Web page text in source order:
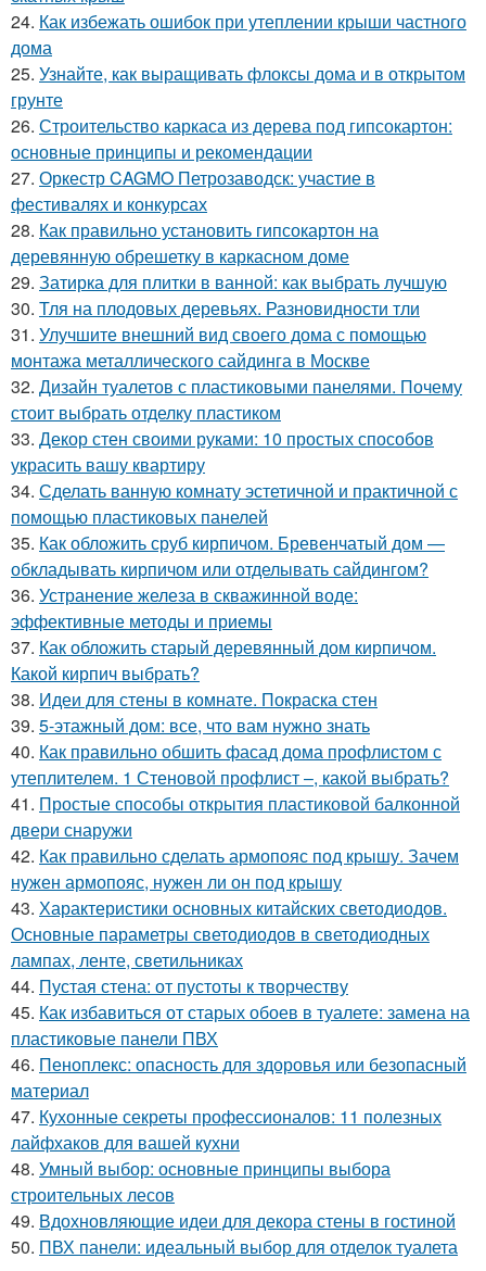
24. Как избежать ошибок при утеплении крыши частного
дома
25. Узнайте, как выращивать флоксы дома и в открытом
грунте
26. Строительство каркаса из дерева под гипсокартон:
основные принципы и рекомендации
27. Оркестр CAGMO Петрозаводск: участие в
фестивалях и конкурсах
28. Как правильно установить гипсокартон на
деревянную обрешетку в каркасном доме
29. Затирка для плитки в ванной: как выбрать лучшую
30. Тля на плодовых деревьях. Разновидности тли
31. Улучшите внешний вид своего дома с помощью
монтажа металлического сайдинга в Москве
32. Дизайн туалетов с пластиковыми панелями. Почему
стоит выбрать отделку пластиком
33. Декор стен своими руками: 10 простых способов
украсить вашу квартиру
34. Сделать ванную комнату эстетичной и практичной с
помощью пластиковых панелей
35. Как обложить сруб кирпичом. Бревенчатый дом —
обкладывать кирпичом или отделывать сайдингом?
36. Устранение железа в скважинной воде:
эффективные методы и приемы
37. Как обложить старый деревянный дом кирпичом.
Какой кирпич выбрать?
38. Идеи для стены в комнате. Покраска стен
39. 5-этажный дом: все, что вам нужно знать
40. Как правильно обшить фасад дома профлистом с
утеплителем. 1 Стеновой профлист –, какой выбрать?
41. Простые способы открытия пластиковой балконной
двери снаружи
42. Как правильно сделать армопояс под крышу. Зачем
нужен армопояс, нужен ли он под крышу
43. Характеристики основных китайских светодиодов.
Основные параметры светодиодов в светодиодных
лампах, ленте, светильниках
44. Пустая стена: от пустоты к творчеству
45. Как избавиться от старых обоев в туалете: замена на
пластиковые панели ПВХ
46. Пеноплекс: опасность для здоровья или безопасный
материал
47. Кухонные секреты профессионалов: 11 полезных
лайфхаков для вашей кухни
48. Умный выбор: основные принципы выбора
строительных лесов
49. Вдохновляющие идеи для декора стены в гостиной
50. ПВХ панели: идеальный выбор для отделок туалета